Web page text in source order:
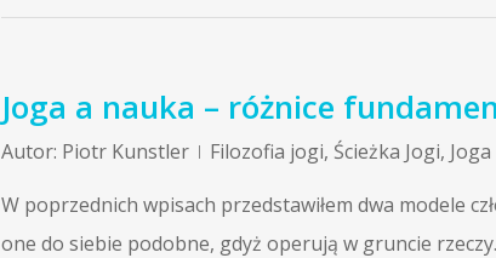
Joga a nauka – różnice
Autor: Piotr Kunstler Filozofia jogi, Ścieżka Jogi,
W poprzednich wpisach przedstawiłem dwa modele
one do siebie podobne, gdyż operują w gruncie